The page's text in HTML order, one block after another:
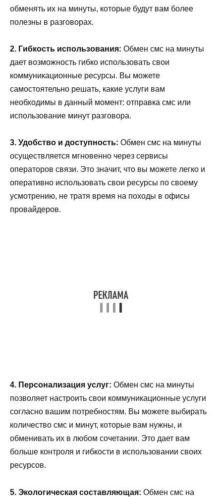
обменять их на минуты, которые будут вам более
полезны в разговорах.
2. Гибкость использования: Обмен смс на минуты
дает возможность гибко использовать свои
коммуникационные ресурсы. Вы можете
самостоятельно решать, какие услуги вам
необходимы в данный момент: отправка смс или
использование минут разговора.
3. Удобство и доступность: Обмен смс на минуты
осуществляется мгновенно через сервисы
операторов связи. Это значит, что вы можете легко и
оперативно использовать свои ресурсы по своему
усмотрению, не тратя время на походы в офисы
провайдеров.
4. Персонализация услуг: Обмен смс на минуты
позволяет настроить свои коммуникационные услуги
согласно вашим потребностям. Вы можете выбирать
количество смс и минут, которые вам нужны, и
обменивать их в любом сочетании. Это дает вам
больше контроля и гибкости в использовании своих
ресурсов.
5. Экологическая составляющая: Обмен смс на